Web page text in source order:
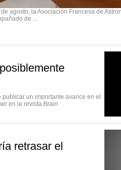
agosto, la Asociación Francesa de
de ...
un importante avance en el
en la revista Brain
retrasar el